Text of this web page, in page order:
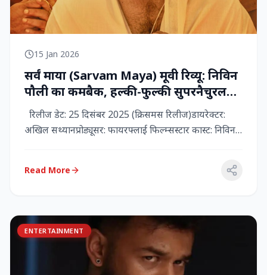
15 Jan 2026
सर्वं माया (Sarvam Maya) मूवी रिव्यू: निविन
पौली का कमबैक, हल्की-फुल्की सुपरनैचुरल
कॉमेडी जो दिल को छू जाती है
रिलीज डेट: 25 दिसंबर 2025 (क्रिसमस रिलीज)डायरेक्टर:
अखिल सथ्यानप्रोड्यूसर: फायरफ्लाई फिल्म्सस्टार कास्ट: निविन
Read More
ENTERTAINMENT